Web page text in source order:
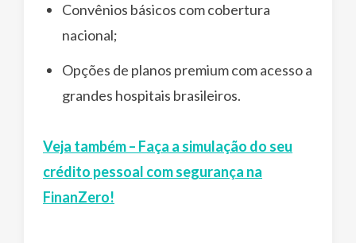
Convênios básicos com cobertura
nacional;
Opções de planos premium com acesso a
grandes hospitais brasileiros.
Veja também – Faça a simulação do seu
crédito pessoal com segurança na
FinanZero!